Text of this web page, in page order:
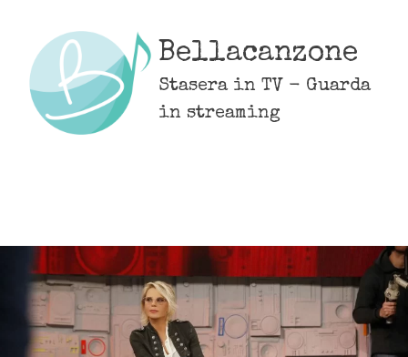
content
Bellacanzone
Stasera in TV - Guarda
in streaming